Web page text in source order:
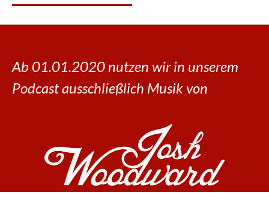
Ab 01.01.2020 nutzen wir in unserem
Podcast ausschließlich Musik von